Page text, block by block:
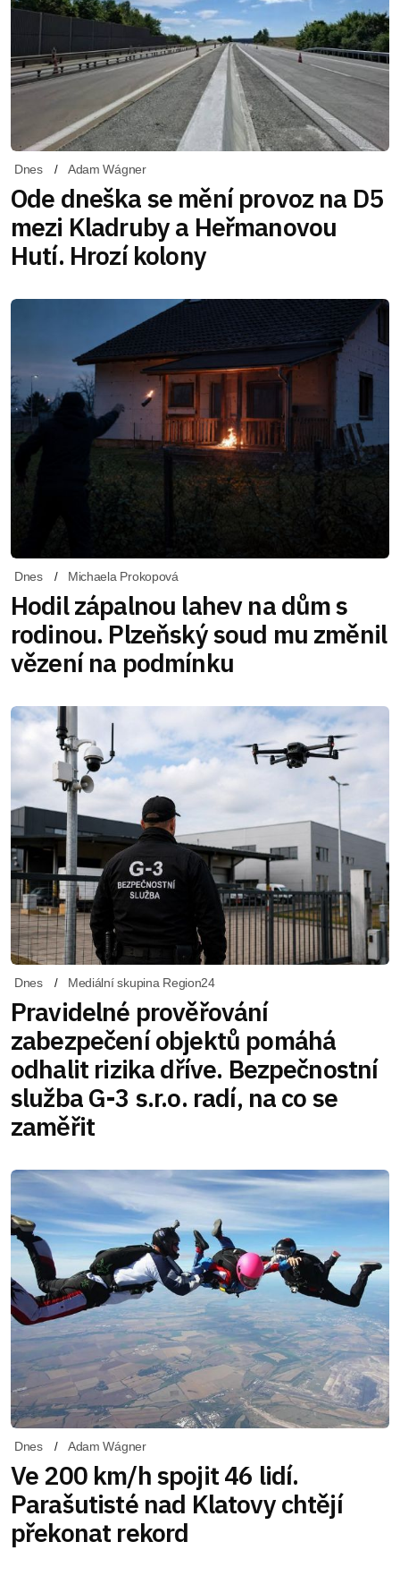
Dnes Adam Wágner
Ode dneška se mění provoz na D5
mezi Kladruby a Heřmanovou
Hutí. Hrozí kolony
Dnes Michaela Prokopová
Hodil zápalnou lahev na dům s
rodinou. Plzeňský soud mu změnil
vězení na podmínku
Dnes Mediální skupina Region24
Pravidelné prověřování
zabezpečení objektů pomáhá
odhalit rizika dříve. Bezpečnostní
služba G-3 s.r.o. radí, na co se
zaměřit
Dnes Adam Wágner
Ve 200 km/h spojit 46 lidí.
Parašutisté nad Klatovy chtějí
překonat rekord